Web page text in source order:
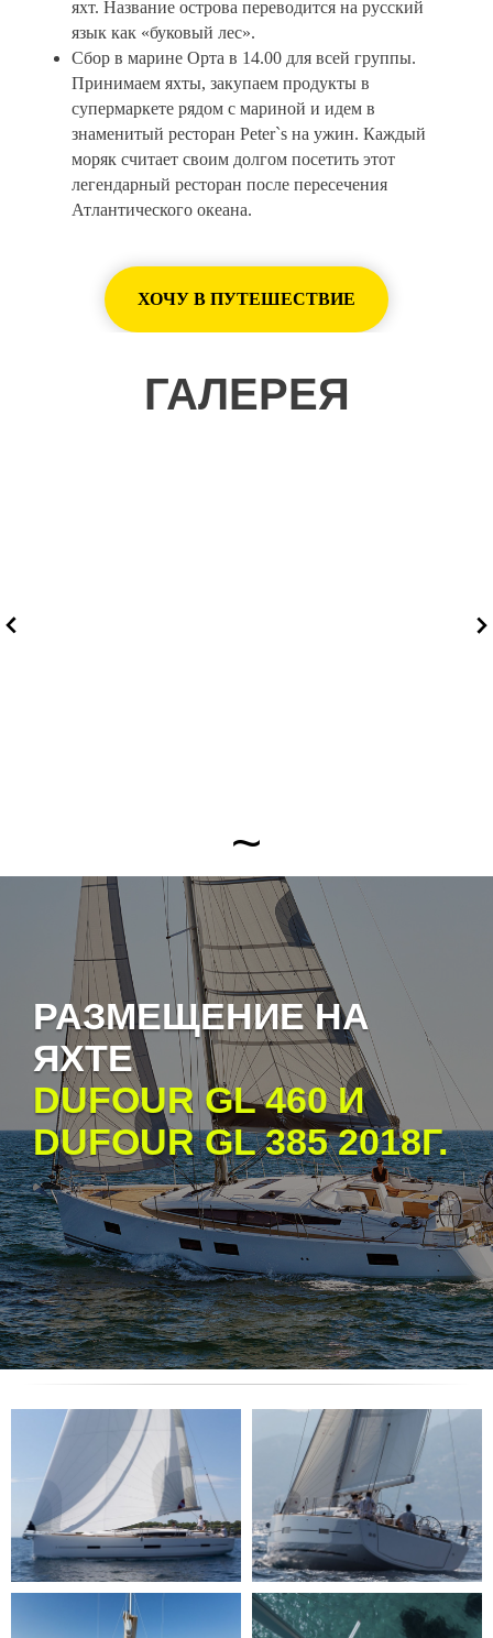
яхт. Название острова переводится на русский
язык как «буковый лес».
Сбор в марине Орта в 14.00 для всей группы.
Принимаем яхты, закупаем продукты в
супермаркете рядом с мариной и идем в
знаменитый ресторан Peter`s на ужин. Каждый
моряк считает своим долгом посетить этот
легендарный ресторан после пересечения
Атлантического океана.
ХОЧУ В ПУТЕШЕСТВИЕ
ГАЛЕРЕЯ
~
РАЗМЕЩЕНИЕ НА
ЯХТЕ
DUFOUR GL 460 И
DUFOUR GL 385 2018Г.